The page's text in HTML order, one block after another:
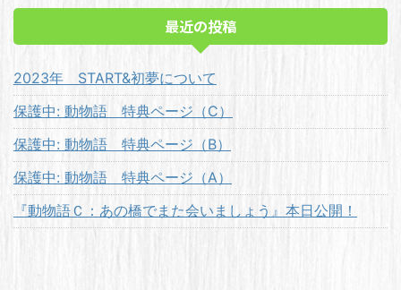
最近の投稿
2023年 START&初夢について
保護中: 動物語 特典ページ（C）
保護中: 動物語 特典ページ（B）
保護中: 動物語 特典ページ（A）
『動物語Ｃ：あの橋でまた会いましょう』本日公開！